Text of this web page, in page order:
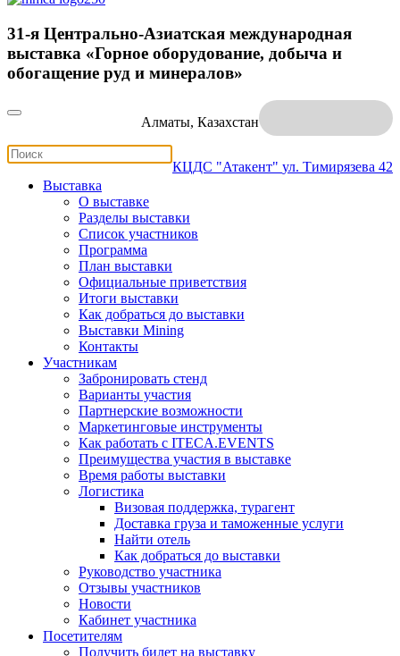
31-я Центрально-Азиатская международная
выставка «Горное оборудование, добыча и
обогащение руд и минералов»
Алматы, Казахстан
КЦДС "Атакент" ул. Тимирязева 42
Выставка
О выставке
Разделы выставки
Список участников
Программа
План выставки
Официальные приветствия
Итоги выставки
Как добраться до выставки
Выставки Mining
Контакты
Участникам
Забронировать стенд
Варианты участия
Партнерские возможности
Маркетинговые инструменты
Как работать с ITECA.EVENTS
Преимущества участия в выставке
Время работы выставки
Логистика
Визовая поддержка, турагент
Доставка груза и таможенные услуги
Найти отель
Как добраться до выставки
Руководство участника
Отзывы участников
Новости
Кабинет участника
Посетителям
Получить билет на выставку